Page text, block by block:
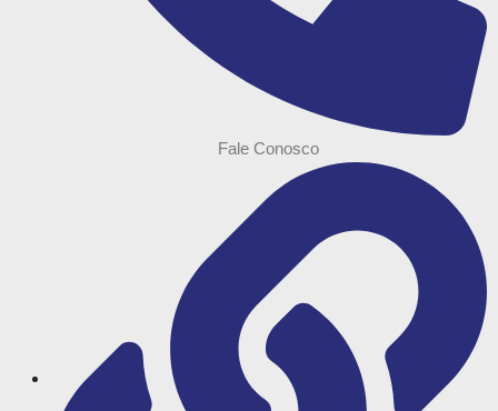
Fale Conosco